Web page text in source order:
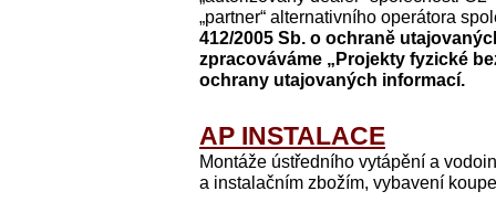
„partner“ alternativního operátora
412/2005 Sb. o ochraně
zpracováváme „Projekty fyzické
ochrany utajovaných informací.
AP INSTALACE
Montáže ústředního vytápění a
a instalačním zbožím, vybavení